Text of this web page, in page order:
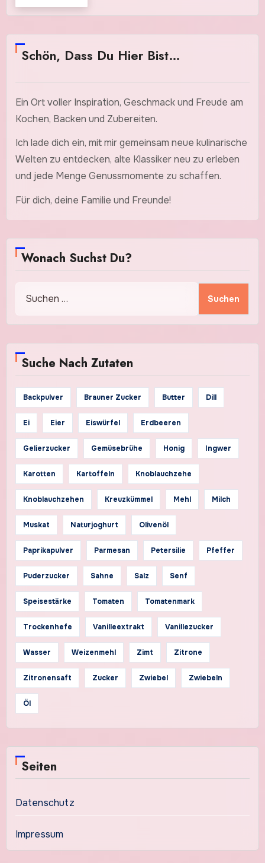
Schön, Dass Du Hier Bist…
Ein Ort voller Inspiration, Geschmack und Freude am
Kochen, Backen und Zubereiten.
Ich lade dich ein, mit mir gemeinsam neue kulinarische
Welten zu entdecken, alte Klassiker neu zu erleben
und jede Menge Genussmomente zu schaffen.
Für dich, deine Familie und Freunde!
Wonach Suchst Du?
Suche Nach Zutaten
Backpulver Brauner Zucker Butter Dill
Ei Eier Eiswürfel Erdbeeren
Gelierzucker Gemüsebrühe Honig Ingwer
Karotten Kartoffeln Knoblauchzehe
Knoblauchzehen Kreuzkümmel Mehl Milch
Muskat Naturjoghurt Olivenöl
Paprikapulver Parmesan Petersilie Pfeffer
Puderzucker Sahne Salz Senf
Speisestärke Tomaten Tomatenmark
Trockenhefe Vanilleextrakt Vanillezucker
Wasser Weizenmehl Zimt Zitrone
Zitronensaft Zucker Zwiebel Zwiebeln
Öl
Seiten
Datenschutz
Impressum